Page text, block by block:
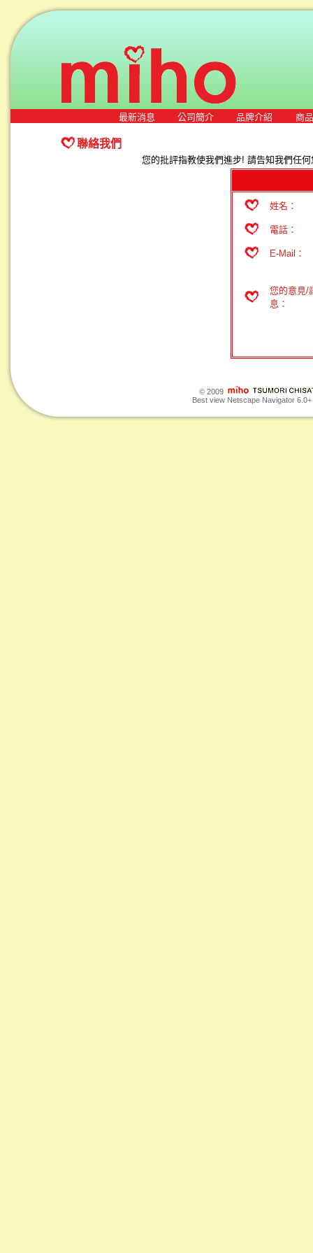
最新消息 公司簡介 品牌介紹 商
聯絡我們
您的批評指教使我們進步! 請告知我們任
姓名：
電話：
E-Mail：
您的意見/
息：
© 2009
Best view Netscape Navigator